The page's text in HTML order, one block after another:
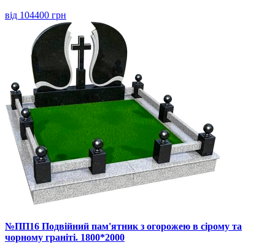
від 104400 грн
№ПП16 Подвійний пам'ятник з огорожею в сірому та
чорному граніті. 1800*2000